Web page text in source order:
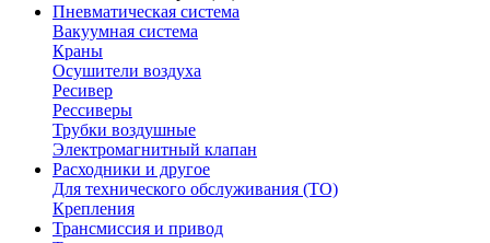
Пневматическая система
Вакуумная система
Краны
Осушители воздуха
Ресивер
Рессиверы
Трубки воздушные
Электромагнитный клапан
Расходники и другое
Для технического обслуживания (ТО)
Крепления
Трансмиссия и привод